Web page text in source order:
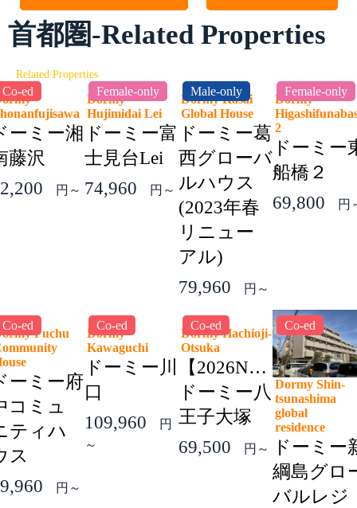
首都圏-Related Properties
Related Properties
Co-ed
ーミー湘
藤沢
円～
Female-only
Dormy
Hujimidai Lei
ドーミー富
士見台Lei
74,960
円～
Male-only
Dormy Kasai
Global House
ドーミー葛
西グローバ
ルハウス
(2023年春
リニュー
アル)
79,960
円～
Female-only
Dormy
2
ドーミー
船橋２
69,800
円
Co-ed
Fuchu
ーミー府
コミュ
ティハ
ス
円～
Co-ed
Dormy
Kawaguchi
ドーミー川
口
109,960
円
～
Co-ed
Dormy Hachioji-
Otsuka
【2026NEW】
ドーミー八
王子大塚
69,500
円～
Co-ed
Dormy Shin-
tsunashima
global
residence
ドーミー
綱島グロ
バルレジ